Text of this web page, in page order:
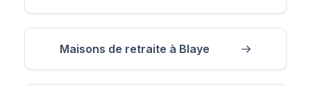
Maisons de retraite à Blaye